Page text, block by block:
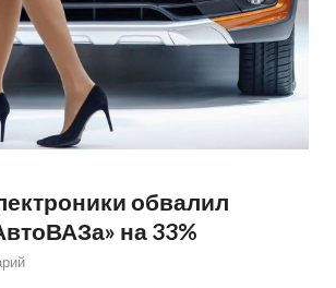
обвалил
на 33%